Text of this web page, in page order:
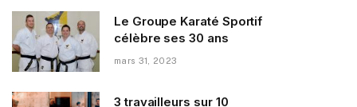
Le Groupe Karaté Sportif
célèbre ses 30 ans
mars 31, 2023
3 travailleurs sur 10